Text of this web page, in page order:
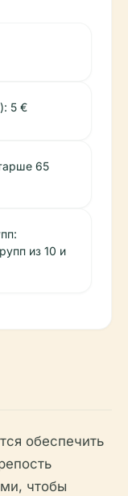
5 €
65
из 10 и
обеспечить
чтобы